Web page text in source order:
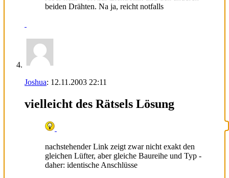
beiden Drähten. Na ja, reicht notfalls
Joshua: 12.11.2003 22:11
vielleicht des Rätsels Lösung
nachstehender Link zeigt zwar nicht exakt den
gleichen Lüfter, aber gleiche Baureihe und Typ -
daher: identische Anschlüsse